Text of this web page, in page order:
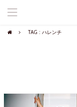
TAG : ハレンチ